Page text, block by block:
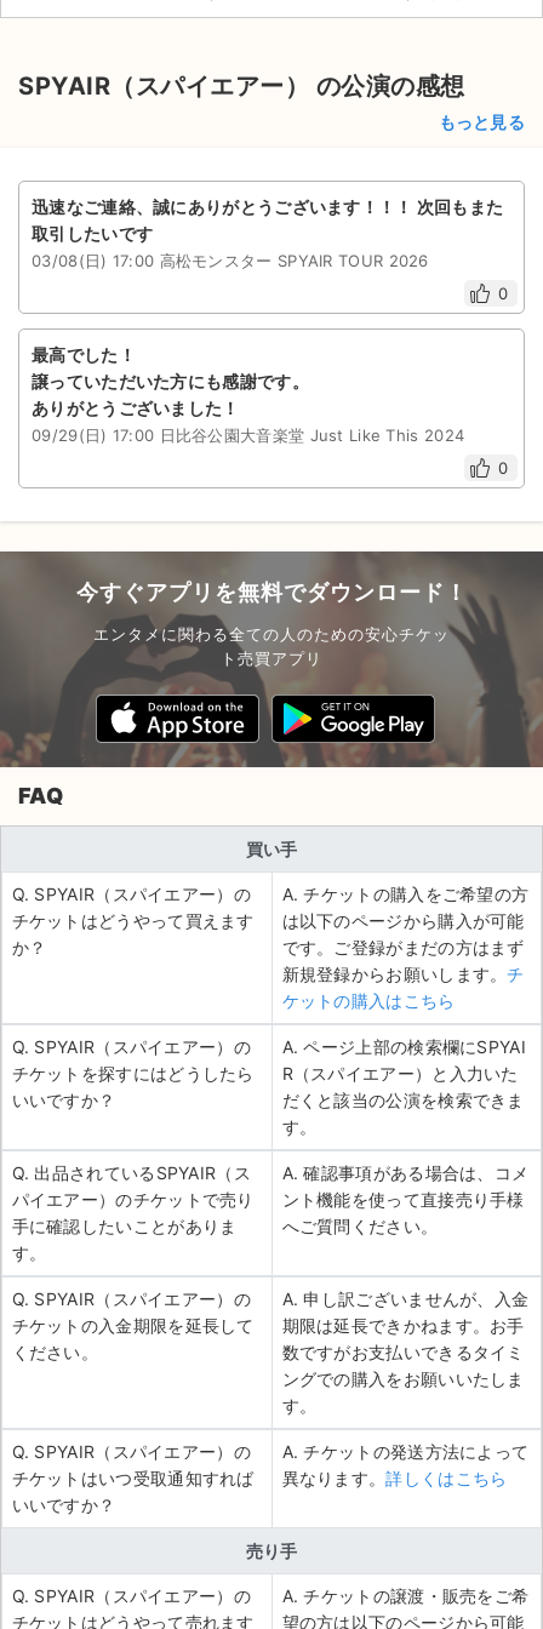
不正転売禁止法について
チケットジャムの取り組み
音楽情報
SPYAIR（スパイエアー） の公演の感想
もっと見る
迅速なご連絡、誠にありがとうございます！！！ 次回もまた
取引したいです
03/08(日) 17:00 高松モンスター SPYAIR TOUR 2026
0
最高でした！
譲っていただいた方にも感謝です。
ありがとうございました！
09/29(日) 17:00 日比谷公園大音楽堂 Just Like This 2024
0
今すぐアプリを無料でダウンロード！
エンタメに関わる全ての人のための安心チケッ
ト売買アプリ
FAQ
買い手
Q. SPYAIR（スパイエアー）の
チケットはどうやって買えます
か？
A. チケットの購入をご希望の方
は以下のページから購入が可能
です。ご登録がまだの方はまず
新規登録からお願いします。チ
ケットの購入はこちら
Q. SPYAIR（スパイエアー）の
チケットを探すにはどうしたら
いいですか？
A. ページ上部の検索欄にSPYAI
R（スパイエアー）と入力いた
だくと該当の公演を検索できま
す。
Q. 出品されているSPYAIR（ス
パイエアー）のチケットで売り
手に確認したいことがありま
す。
A. 確認事項がある場合は、コメ
ント機能を使って直接売り手様
へご質問ください。
Q. SPYAIR（スパイエアー）の
チケットの入金期限を延長して
ください。
A. 申し訳ございませんが、入金
期限は延長できかねます。お手
数ですがお支払いできるタイミ
ングでの購入をお願いいたしま
す。
Q. SPYAIR（スパイエアー）の
チケットはいつ受取通知すれば
いいですか？
A. チケットの発送方法によって
異なります。詳しくはこちら
売り手
Q. SPYAIR（スパイエアー）の
チケットはどうやって売れます
A. チケットの譲渡・販売をご希
望の方は以下のページから可能